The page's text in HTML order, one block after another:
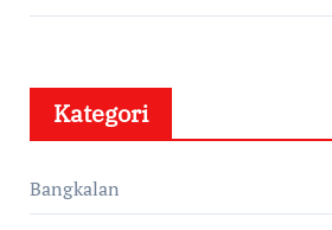
Kategori
Bangkalan